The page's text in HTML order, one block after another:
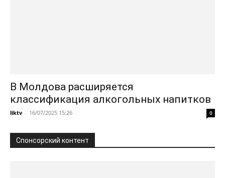
В Молдова расширяется
классификация алкогольных напитков
liktv - 16/07/2025 15:26 0
Спонсорский контент